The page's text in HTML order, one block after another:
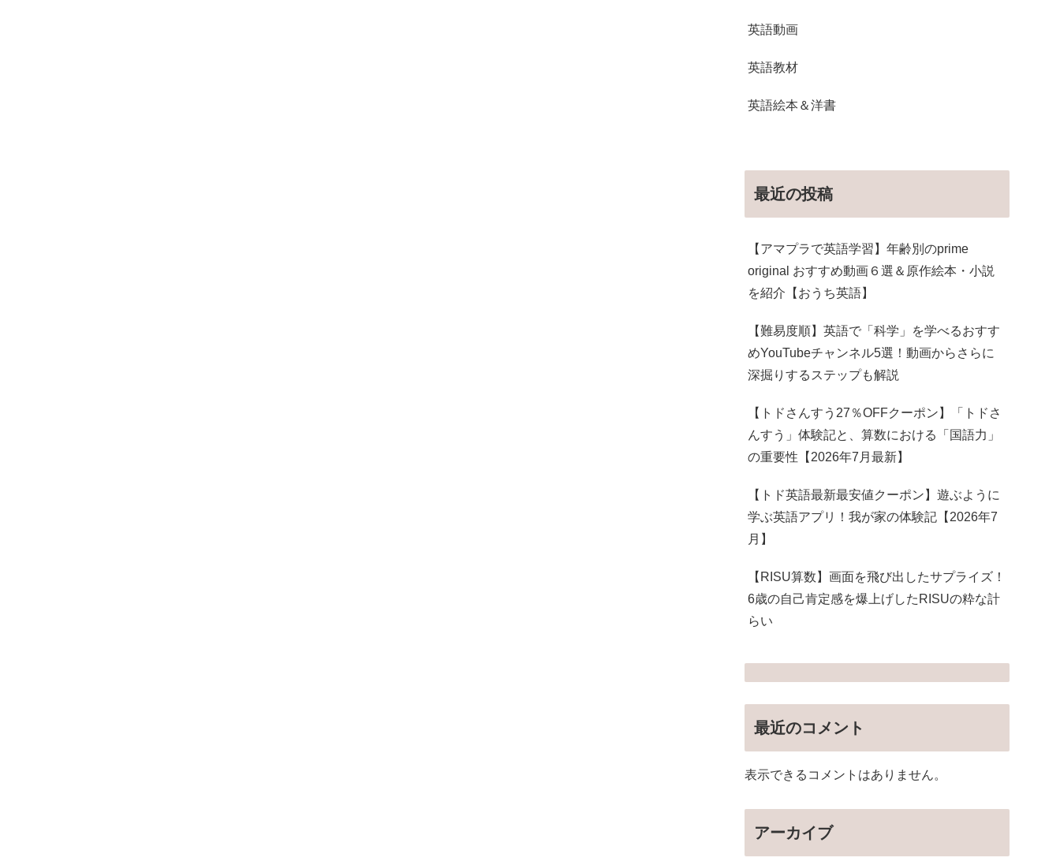
英語動画
英語教材
英語絵本＆洋書
最近の投稿
【アマプラで英語学習】年齢別のprime
original おすすめ動画６選＆原作絵本・小説
を紹介【おうち英語】
【難易度順】英語で「科学」を学べるおすす
めYouTubeチャンネル5選！動画からさらに
深掘りするステップも解説
【トドさんすう27％OFFクーポン】「トドさ
んすう」体験記と、算数における「国語力」
の重要性【2026年7月最新】
【トド英語最新最安値クーポン】遊ぶように
学ぶ英語アプリ！我が家の体験記【2026年7
月】
【RISU算数】画面を飛び出したサプライズ！
6歳の自己肯定感を爆上げしたRISUの粋な計
らい
最近のコメント
表示できるコメントはありません。
アーカイブ